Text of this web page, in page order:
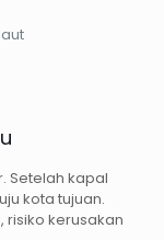
Setelah kapal
kota tujuan.
risiko kerusakan